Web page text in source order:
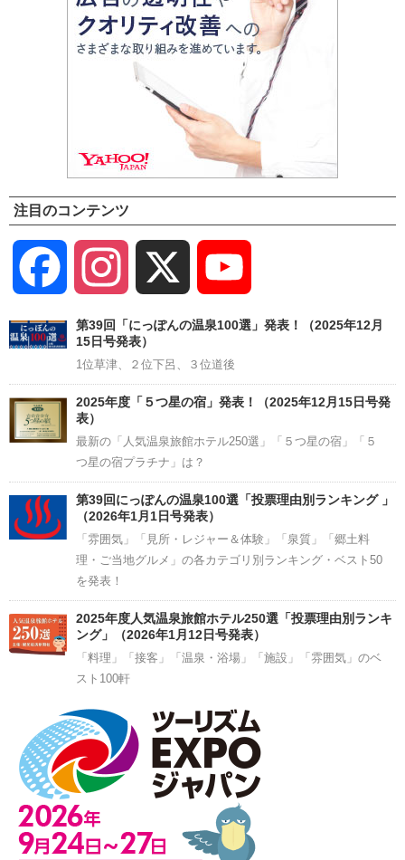
注目のコンテンツ
Facebook Instagram
Channel
第39回「にっぽんの温泉100選」発表！（2025年12月
15日号発表）
1位草津、２位下呂、３位道後
2025年度「５つ星の宿」発表！（2025年12月15日号発
表）
最新の「人気温泉旅館ホテル250選」「５つ星の宿」「５
つ星の宿プラチナ」は？
第39回にっぽんの温泉100選「投票理由別ランキング 」
（2026年1月1日号発表）
「雰囲気」「見所・レジャー＆体験」「泉質」「郷土料
理・ご当地グルメ」の各カテゴリ別ランキング・ベスト50
を発表！
2025年度人気温泉旅館ホテル250選「投票理由別ランキ
ング」（2026年1月12日号発表）
「料理」「接客」「温泉・浴場」「施設」「雰囲気」のベ
スト100軒